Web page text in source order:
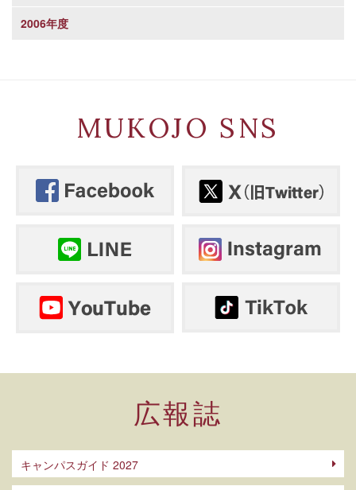
2006年度
MUKOJO SNS
広報誌
キャンパスガイド 2027